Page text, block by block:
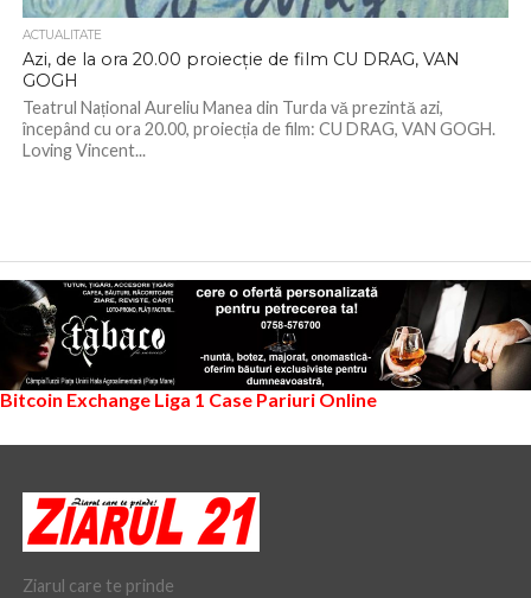
ACTUALITATE
Azi, de la ora 20.00 proiecție de film CU DRAG, VAN
GOGH
Teatrul Național Aureliu Manea din Turda vă prezintă azi,
începând cu ora 20.00, proiecția de film: CU DRAG, VAN GOGH.
Loving Vincent...
Bitcoin Exchange Liga 1 Case Pariuri Online
Ziarul care te prinde